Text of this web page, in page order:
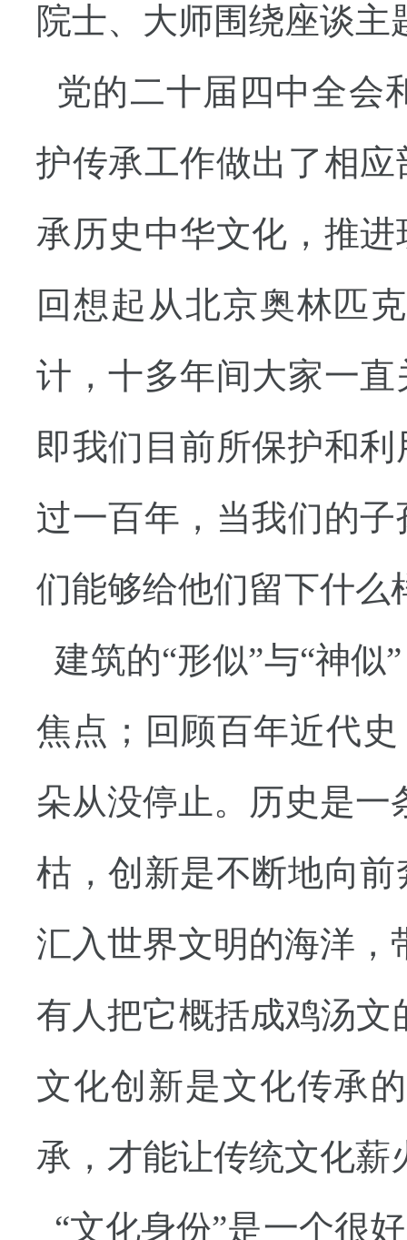
院士、大师围绕座谈
党的二十届四中全会
护传承工作做出了相
承历史中华文化，推
回想起从北京奥林匹
计，十多年间大家一
即我们目前所保护和
过一百年，当我们的
们能够给他们留下什么
建筑的“形似”与“神
焦点；回顾百年近代
朵从没停止。历史是一
枯，创新是不断地向
汇入世界文明的海洋，
有人把它概括成鸡汤文
文化创新是文化传承
承，才能让传统文化薪
“文化身份”是一个很